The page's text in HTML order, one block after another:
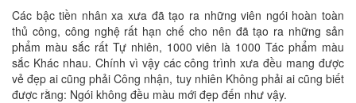
Các bậc tiền nhân xa xưa đã tạo ra những viên ngói hoàn toàn
thủ công, công nghệ rất hạn chế cho nên đã tạo ra những sản
phẩm màu sắc rất Tự nhiên, 1000 viên là 1000 Tác phẩm màu
sắc Khác nhau. Chính vì vậy các công trình xưa đều mang được
vẻ đẹp ai cũng phải Công nhận, tuy nhiên Không phải ai cũng biết
được rằng: Ngói không đều màu mới đẹp đến như vậy.